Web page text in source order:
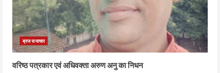
ब्रज समाचार
वरिष्ठ पत्रकार एवं अधिवक्ता अरुण अनु का निधन